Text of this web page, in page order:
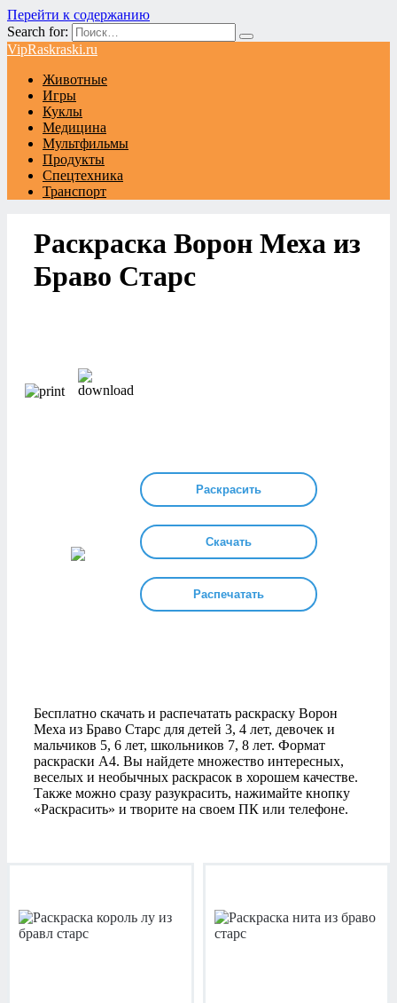
Перейти к содержанию
Search for:
VipRaskraski.ru
Животные
Игры
Куклы
Медицина
Мультфильмы
Продукты
Спецтехника
Транспорт
Раскраска Ворон Меха из
Браво Старс
Раскрасить
Скачать
Распечатать
Бесплатно скачать и распечатать раскраску Ворон
Меха из Браво Старс для детей 3, 4 лет, девочек и
мальчиков 5, 6 лет, школьников 7, 8 лет. Формат
раскраски А4. Вы найдете множество интересных,
веселых и необычных раскрасок в хорошем качестве.
Также можно сразу разукрасить, нажимайте кнопку
«Раскрасить» и творите на своем ПК или телефоне.